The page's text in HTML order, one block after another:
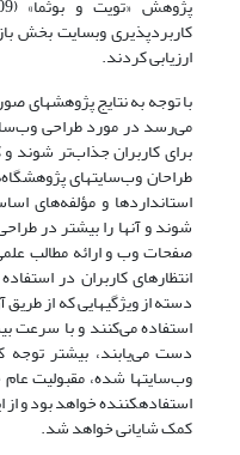
کاربردپذیری وب­سایت بخش
ارزیابی کردند.
با توجه به نتایج پژوهشهای
می‌رسد در مورد طراحی
برای کاربران جذاب‌تر شوند
طراحان وب‌سایتهای
استانداردها و مؤلفه‌های
شوند و آنها را بیشتر در
صفحات وب و ارائه مطالب
انتظارهای کاربران در
دسته از ویژگیهایی که از
استفاده می‌کنند و با سرعت
دست می‌یابند، بیشتر توجه
وب‌سایتها شده، مقبولیت
استفاده­کننده خواهد بود و
کمک شایانی خواهد شد.